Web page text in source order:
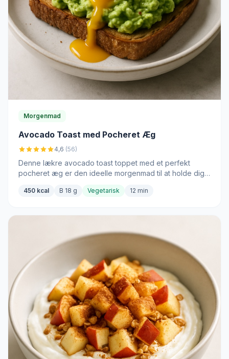
Morgenmad
Avocado Toast med Pocheret Æg
4,6 (56)
Denne lækre avocado toast toppet med et perfekt
pocheret æg er den ideelle morgenmad til at holde dig
450 kcal B 18 g Vegetarisk 12 min